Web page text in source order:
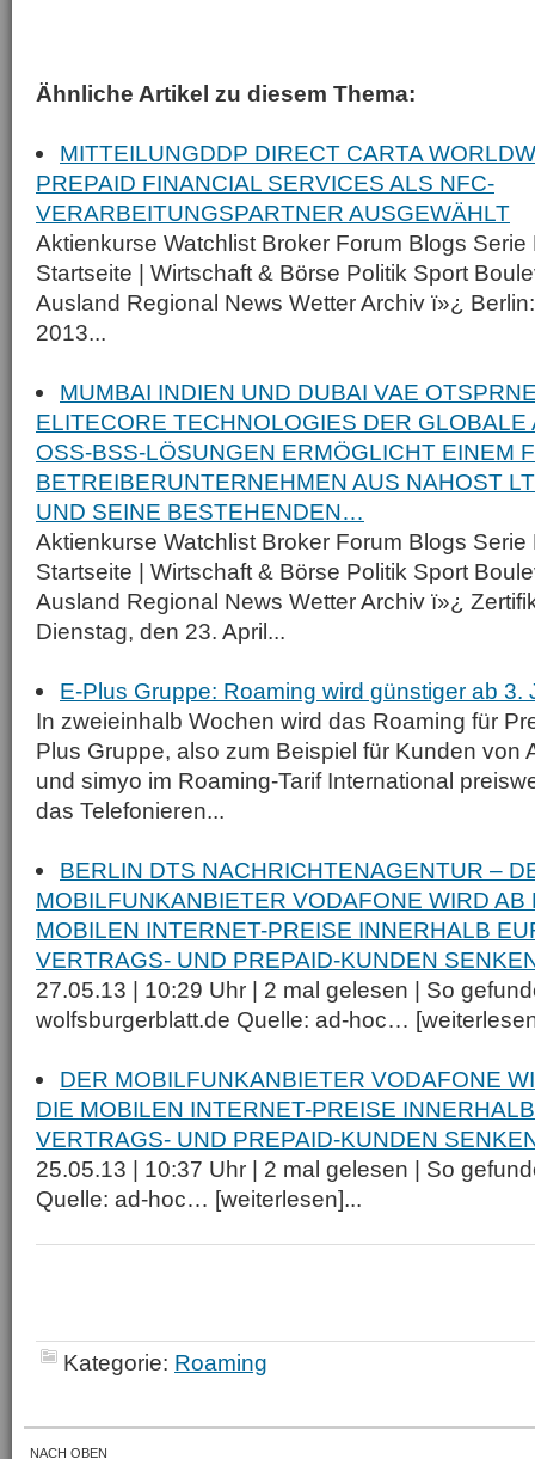
Ähnliche Artikel zu diesem Thema:
MITTEILUNGDDP DIRECT CARTA
PREPAID FINANCIAL SERVICES ALS NFC-
VERARBEITUNGSPARTNER AUSGEWÄHLT
Aktienkurse Watchlist Broker Forum Blogs
Startseite | Wirtschaft & Börse Politik Sport
Ausland Regional News Wetter Archiv ï»¿
2013...
MUMBAI INDIEN UND DUBAI VAE
ELITECORE TECHNOLOGIES DER GLOBALE
OSS-BSS-LÖSUNGEN ERMÖGLICHT EINEM
BETREIBERUNTERNEHMEN AUS NAHOST
UND SEINE BESTEHENDEN…
Aktienkurse Watchlist Broker Forum Blogs
Startseite | Wirtschaft & Börse Politik Sport
Ausland Regional News Wetter Archiv ï»¿
Dienstag, den 23. April...
E-Plus Gruppe: Roaming wird günstiger ab 3.
In zweieinhalb Wochen wird das Roaming für
Plus Gruppe, also zum Beispiel für Kunden von
und simyo im Roaming-Tarif International
das Telefonieren...
BERLIN DTS NACHRICHTENAGENTUR –
MOBILFUNKANBIETER VODAFONE WIRD AB
MOBILEN INTERNET-PREISE INNERHALB
VERTRAGS- UND PREPAID-KUNDEN
27.05.13 | 10:29 Uhr | 2 mal gelesen | So
wolfsburgerblatt.de Quelle: ad-hoc…
DER MOBILFUNKANBIETER VODAFONE
DIE MOBILEN INTERNET-PREISE
VERTRAGS- UND PREPAID-KUNDEN
25.05.13 | 10:37 Uhr | 2 mal gelesen | So
Quelle: ad-hoc… [weiterlesen]...
Kategorie: Roaming
NACH OBEN